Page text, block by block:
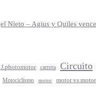
Nieto – Agius y Quiles
carrera Circuito
Motociclismo motor motor vs motor